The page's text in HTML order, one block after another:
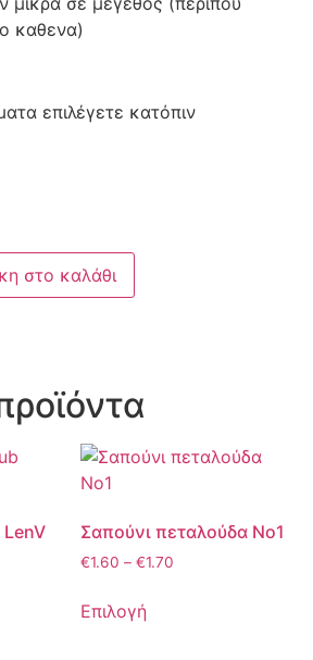
καθενα)
επιλέγετε κατόπιν
στο καλάθι
LenV Σαπούνι πεταλούδα Νο1
€1.60 – €1.70
Επιλογή